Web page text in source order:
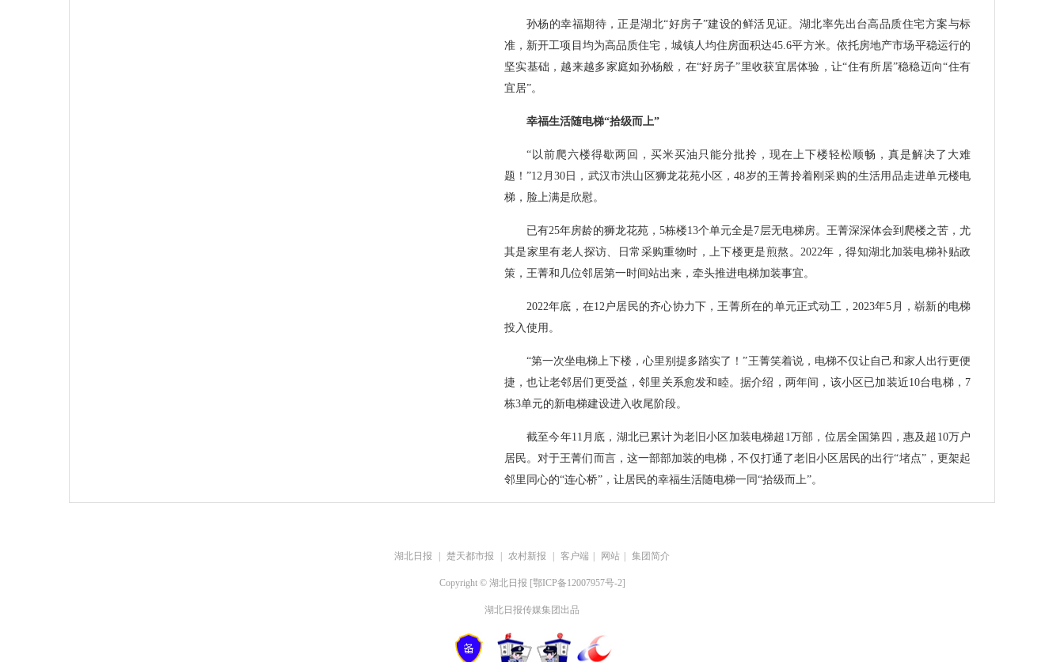
孙杨的幸福期待，正是湖北“好房子”建设的鲜活见证。湖北率先出台高品质住宅方案与标
准，新开工项目均为高品质住宅，城镇人均住房面积达45.6平方米。依托房地产市场平稳运行的
坚实基础，越来越多家庭如孙杨般，在“好房子”里收获宜居体验，让“住有所居”稳稳迈向“住有
宜居”。
幸福生活随电梯“拾级而上”
“以前爬六楼得歇两回，买米买油只能分批拎，现在上下楼轻松顺畅，真是解决了大难
题！”12月30日，武汉市洪山区狮龙花苑小区，48岁的王菁拎着刚采购的生活用品走进单元楼电
梯，脸上满是欣慰。
已有25年房龄的狮龙花苑，5栋楼13个单元全是7层无电梯房。王菁深深体会到爬楼之苦，尤
其是家里有老人探访、日常采购重物时，上下楼更是煎熬。2022年，得知湖北加装电梯补贴政
策，王菁和几位邻居第一时间站出来，牵头推进电梯加装事宜。
2022年底，在12户居民的齐心协力下，王菁所在的单元正式动工，2023年5月，崭新的电梯
投入使用。
“第一次坐电梯上下楼，心里别提多踏实了！”王菁笑着说，电梯不仅让自己和家人出行更便
捷，也让老邻居们更受益，邻里关系愈发和睦。据介绍，两年间，该小区已加装近10台电梯，7
栋3单元的新电梯建设进入收尾阶段。
截至今年11月底，湖北已累计为老旧小区加装电梯超1万部，位居全国第四，惠及超10万户
居民。对于王菁们而言，这一部部加装的电梯，不仅打通了老旧小区居民的出行“堵点”，更架起
邻里同心的“连心桥”，让居民的幸福生活随电梯一同“拾级而上”。
湖北日报 | 楚天都市报 | 农村新报 | 客户端 | 网站 | 集团简介
Copyright © 湖北日报 [鄂ICP备12007957号-2]
湖北日报传媒集团出品